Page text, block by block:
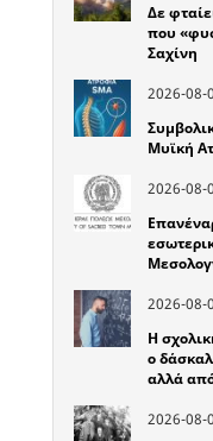
Δε
που
Σαχίνη
2026-08-
Μυϊκή
2026-08-
2026-08-
Η
ο
αλλά
2026-08-